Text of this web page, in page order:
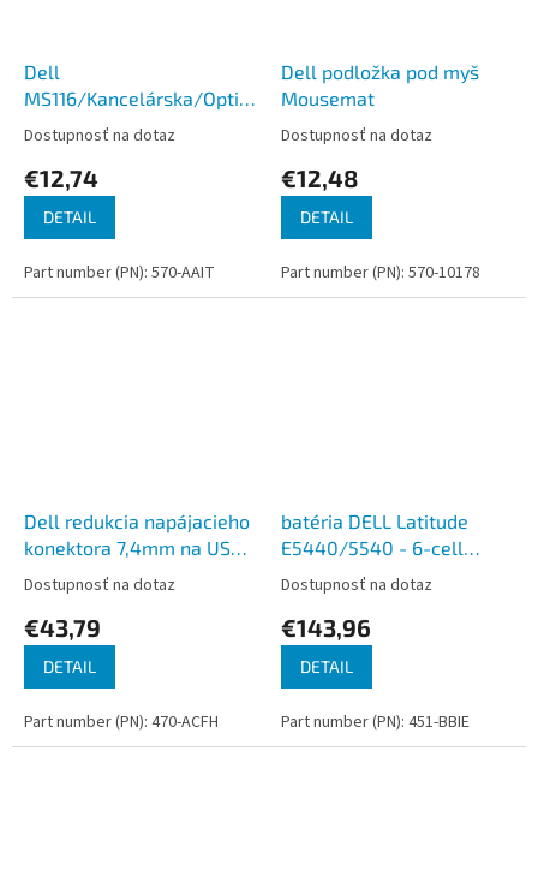
Dell
MS116/Kancelárska/Optická/Drôtová
USB/Šedá
Dostupnosť na dotaz
€12,74
DETAIL
Part number (PN): 570-AAIT
Dell podložka pod myš
Mousemat
Dostupnosť na dotaz
€12,48
DETAIL
Part number (PN): 570-10178
Dell redukcia napájacieho
konektora 7,4mm na USB-
Dostupnosť na dotaz
€43,79
DETAIL
Part number (PN): 470-ACFH
batéria DELL Latitude
E5440/5540 - 6-cell
Dostupnosť na dotaz
€143,96
DETAIL
Part number (PN): 451-BBIE